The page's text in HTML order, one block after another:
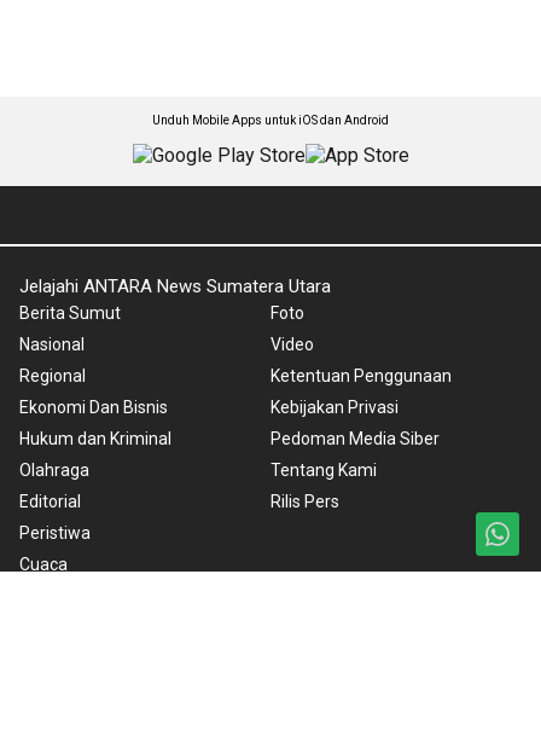
Unduh Mobile Apps untuk iOS dan Android
Jelajahi ANTARA News Sumatera Utara
Berita Sumut
Nasional
Regional
Ekonomi Dan Bisnis
Hukum dan Kriminal
Olahraga
Editorial
Peristiwa
Cuaca
Foto
Video
Ketentuan Penggunaan
Kebijakan Privasi
Pedoman Media Siber
Tentang Kami
Rilis Pers